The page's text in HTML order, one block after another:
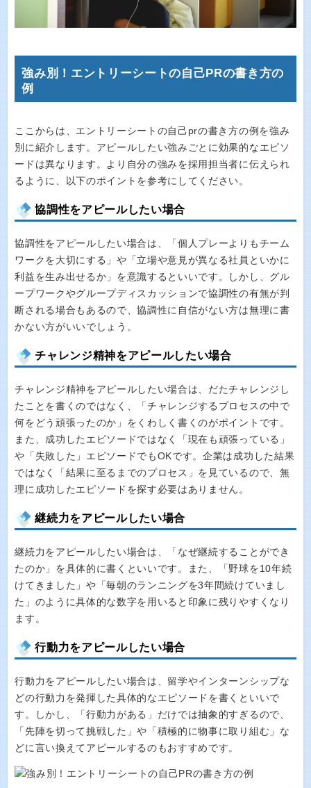
強み別！エントリーシートの自己PRの書き方の
例
ここからは、エントリーシートの自己prの書き方の例を強み
別に紹介します。アピールしたい強みごとに効果的なエピソ
ードは異なります。より自分の強みを採用担当者に伝えられ
るように、以下のポイントを参考にしてください。
協調性をアピールしたい場合
協調性をアピールしたい場合は、「個人プレーよりもチーム
ワークを大切にする」や「立場や意見が異なる社員といかに
利益を生み出せるか」を意識するといいです。しかし、グル
ープワークやグループディスカッションで協調性の有無が判
断される場合もあるので、協調性に自信がない方は無理に書
かない方がいいでしょう。
チャレンジ精神をアピールしたい場合
チャレンジ精神をアピールしたい場合は、だたチャレンジし
たことを書くのではなく、「チャレンジするプロセスの中で
何をどう頑張ったのか」をくわしく書くのがポイントです。
また、成功したエピソードではなく「現在も頑張っている」
や「失敗した」エピソードでもOKです。企業は成功した結果
ではなく「結果に至るまでのプロセス」を見ているので、無
理に成功したエピソードを探す必要はありません。
継続力をアピールしたい場合
継続力をアピールしたい場合は、「なぜ継続することができ
たのか」を具体的に書くといいです。また、「野球を10年続
けてきました」や「毎朝のランニングを3年間続けていまし
た」のように具体的な数字を用いると印象に残りやすくなり
ます。
行動力をアピールしたい場合
行動力をアピールしたい場合は、留学やインターンシップな
どの行動力を発揮した具体的なエピソードを書くといいで
す。しかし、「行動力がある」だけでは抽象的すぎるので、
「先陣を切って挑戦した」や「積極的に物事に取り組む」な
どに言い換えてアピールするのもおすすめです。